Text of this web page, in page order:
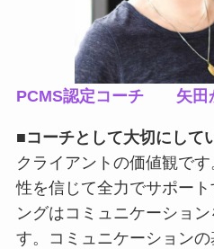
PCMS認定コーチ 矢
■コーチとして大切にして
クライアントの価値観で
性を信じて全力でサポー
ングはコミュニケーショ
す。コミュニケーションの